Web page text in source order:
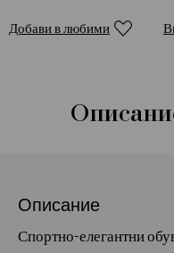
Добави в любими
Описание
Спортно-елегантни